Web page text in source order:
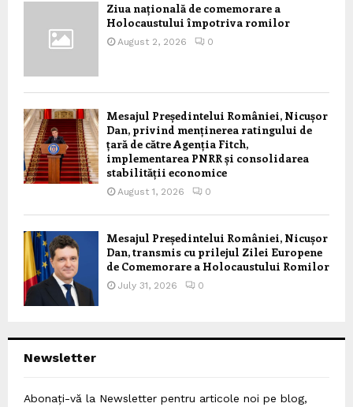
Ziua națională de comemorare a
Holocaustului împotriva romilor
August 2, 2026 0
Mesajul Președintelui României, Nicușor
Dan, privind menținerea ratingului de
țară de către Agenția Fitch,
implementarea PNRR și consolidarea
stabilității economice
August 1, 2026 0
Mesajul Președintelui României, Nicușor
Dan, transmis cu prilejul Zilei Europene
de Comemorare a Holocaustului Romilor
July 31, 2026 0
Newsletter
Abonați-vă la Newsletter pentru articole noi pe blog,